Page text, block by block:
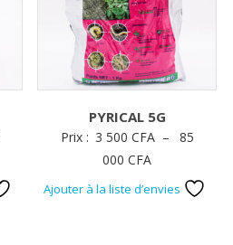
PYRICAL 5G
Prix : 3 500 CFA –
85
000CFAPlage
de
Ajouter à la liste d’envies